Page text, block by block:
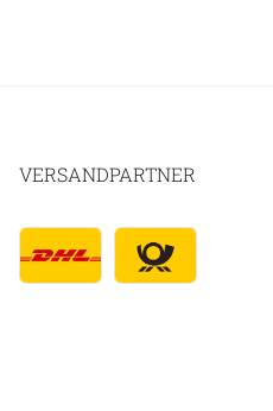
VERSANDPARTNER